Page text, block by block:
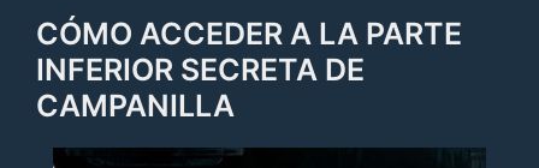
CÓMO ACCEDER A LA PARTE
INFERIOR SECRETA DE
CAMPANILLA